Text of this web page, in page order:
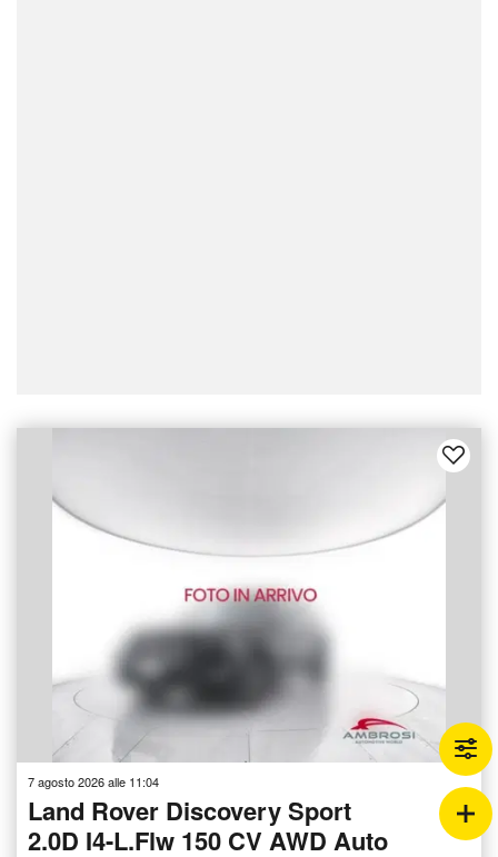
7 agosto 2026 alle 11:04
Land Rover Discovery Sport
2.0D I4-L.Flw 150 CV AWD Auto